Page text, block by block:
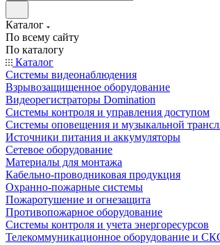
Каталог
По всему сайту
По каталогу
Каталог
Системы видеонаблюдения
Взрывозащищенное оборудование
Видеорегистраторы Domination
Системы контроля и управления доступом
Системы оповещения и музыкальной
Источники питания и аккумуляторы
Сетевое оборудование
Материалы для монтажа
Кабельно-проводниковая продукция
Охранно-пожарные системы
Пожаротушение и огнезащита
Противопожарное оборудование
Системы контроля и учета энергоресурсов
Телекоммуникационное оборудование и